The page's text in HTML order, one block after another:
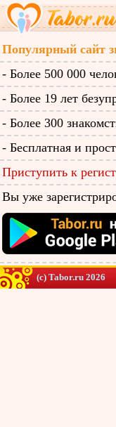
Популярный сайт
- Более 500 000
- Более 19 лет
- Более 300
- Бесплатная и
Приступить к
Вы уже
(c) Tabor.ru 2026